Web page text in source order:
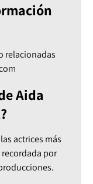
relacionadas
Aida
actrices más
por